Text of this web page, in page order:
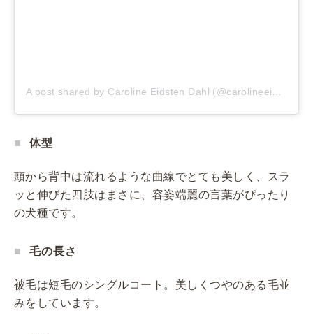
体型
頭から背中は流れるような曲線でとても美しく、スラ
ッと伸びた四肢はまさに、容姿端麗の言葉がぴったり
の犬種です。
毛の長さ
被毛は短毛のシングルコート。美しくつやのある毛並
みをしています。